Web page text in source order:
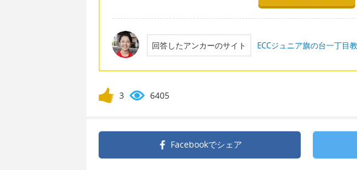
回答したアンカーのサイト ECCジュニア旗の台一丁目
3 6405
Facebookでシェア